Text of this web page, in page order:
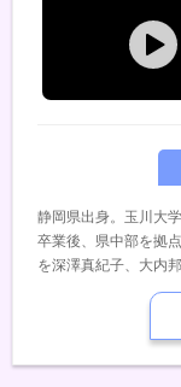
静岡県出身。玉川大
卒業後、県中部を拠
を深澤真紀子、大内